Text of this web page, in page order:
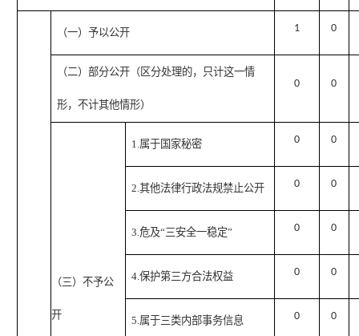
（一）予以公开 1 0
（二）部分公开（区分处理的，只计这一情
形，不计其他情形）
0 0
（三）不予公
开
1.属于国家秘密 0 0
2.其他法律行政法规禁止公开 0 0
3.危及“三安全一稳定” 0 0
4.保护第三方合法权益 0 0
5.属于三类内部事务信息 0 0